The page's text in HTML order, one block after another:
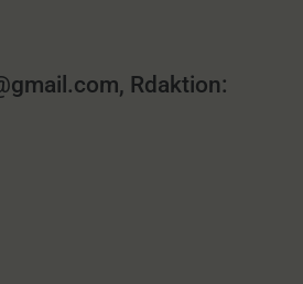
Rdaktion: